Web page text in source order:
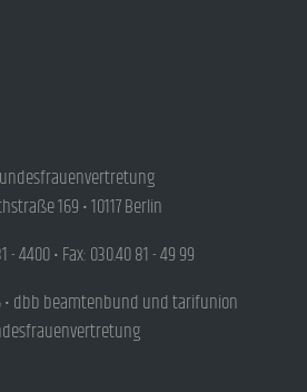
169 • 10117 Berlin
- 4400 • Fax: 030.40 81 - 49 99
• dbb beamtenbund und tarifunion